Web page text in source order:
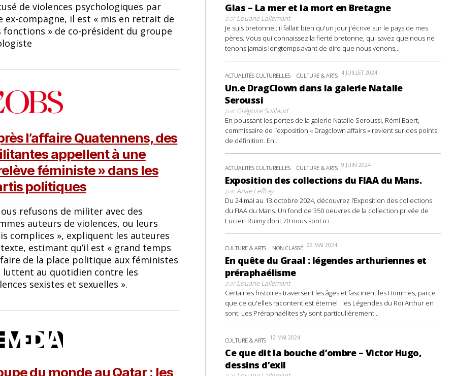
de violences psychologiques par
ex-compagne, il est « mis en retrait de
fonctions » de co-président du groupe
l’affaire Quatennens, des
appellent à une
féministe » dans les
politiques
refusons de militer avec des
auteurs de violences, ou leurs
complices », expliquent les auteures
estimant qu’il est « grand temps
de la place politique aux féministes
luttent au quotidien contre les
sexistes et sexuelles ».
du monde au Qatar : les
Glas – La mer et la mort en Bretagne
parLouane Lallemant
Je suis bretonne : il fallait bien qu'un jour j'écrive sur le pays de mes
pères. Vous qui connaissez la fierté bretonne, qui savez que nous ne
tenons jamais longtemps avant de dire que nous venons...
ACTUALITÉS CULTURELLES CULTURE & ARTS 4 JUILLET 2024
Un.e DragClown dans la galerie Natalie
Seroussi
parGrégoire Suillaud
En poussant les portes de la galerie Natalie Seroussi, Rémi Baert,
commissaire de l’exposition « Dragclown affairs » revient sur des points
de définition. En...
ACTUALITÉS CULTURELLES CULTURE & ARTS 9 JUIN 2024
Exposition des collections du FIAA du Mans.
parAnaë Leffray
Du 24 mai au 13 octobre 2024, découvrez l’Exposition des collections
du FIAA du Mans. Un fond de 350 oeuvres de la collection privée de
Lucien Ruimy dont 70 nous sont ici...
CULTURE & ARTS NON CLASSÉ 26 MAI 2024
En quête du Graal : légendes arthuriennes et
préraphaélisme
parLouane Lallemant
Certaines histoires traversent les âges et fascinent les Hommes, parce
que ce qu'elles racontent est éternel : les Légendes du Roi Arthur en
sont. Les Préraphaélites s'y sont particulièrement...
CULTURE & ARTS 12 MAI 2024
Ce que dit la bouche d’ombre – Victor Hugo,
dessins d’exil